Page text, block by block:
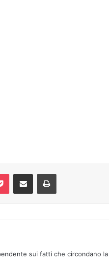
sui fatti che circondano la